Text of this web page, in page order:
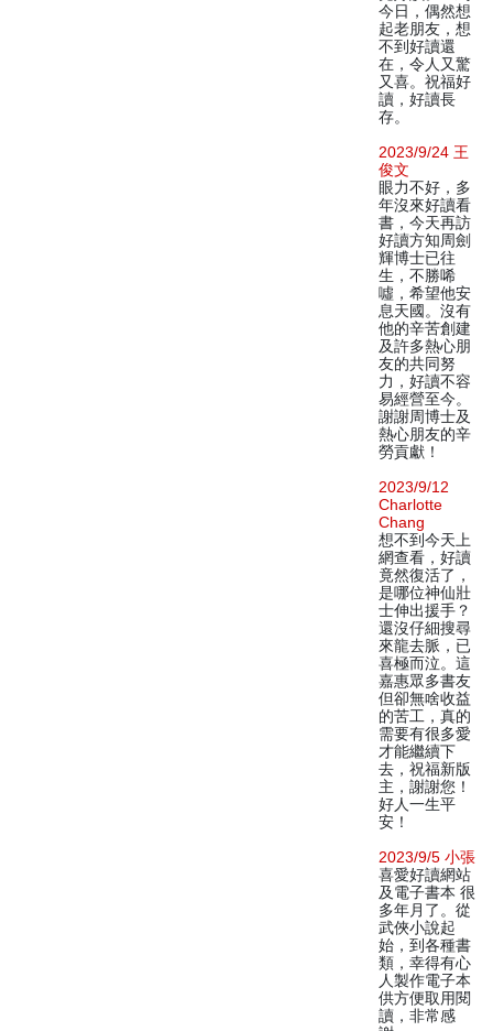
今日，偶然想
起老朋友，想
不到好讀還
在，令人又驚
又喜。祝福好
讀，好讀長
存。
2023/9/24 王
俊文
眼力不好，多
年沒來好讀看
書，今天再訪
好讀方知周劍
輝博士已往
生，不勝唏
噓，希望他安
息天國。沒有
他的辛苦創建
及許多熱心朋
友的共同努
力，好讀不容
易經營至今。
謝謝周博士及
熱心朋友的辛
勞貢獻！
2023/9/12
Charlotte
Chang
想不到今天上
網查看，好讀
竟然復活了，
是哪位神仙壯
士伸出援手？
還沒仔細搜尋
來龍去脈，已
喜極而泣。這
嘉惠眾多書友
但卻無啥收益
的苦工，真的
需要有很多愛
才能繼續下
去，祝福新版
主，謝謝您！
好人一生平
安！
2023/9/5 小張
喜愛好讀網站
及電子書本 很
多年月了。從
武俠小說起
始，到各種書
類，幸得有心
人製作電子本
供方便取用閱
讀，非常感